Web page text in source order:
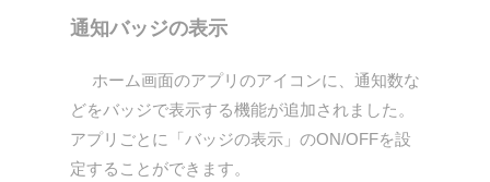
通知バッジの表示
ホーム画面のアプリのアイコンに、通知数な
どをバッジで表示する機能が追加されました。
アプリごとに「バッジの表示」のON/OFFを設
定することができます。